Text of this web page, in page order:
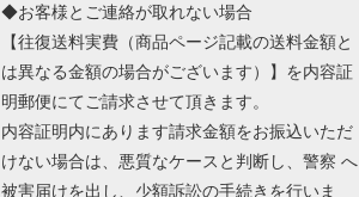
◆お客様とご連絡が取れない場合
【往復送料実費（商品ページ記載の送料金額と
は異なる金額の場合がございます）】を内容証
明郵便にてご請求させて頂きます。
内容証明内にあります請求金額をお振込いただ
けない場合は、悪質なケースと判断し、警察 へ
被害届けを出し、少額訴訟の手続きを行いま